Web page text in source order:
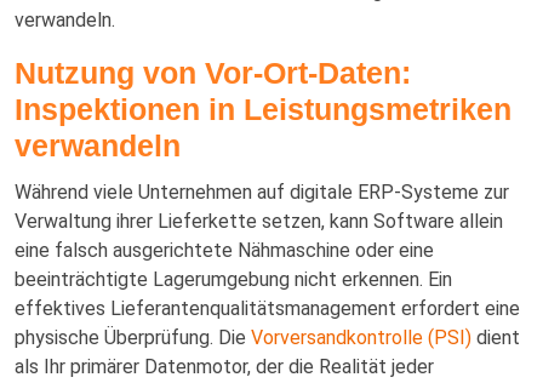
verwandeln.
Nutzung von Vor-Ort-Daten:
Inspektionen in Leistungsmetriken
verwandeln
Während viele Unternehmen auf digitale ERP-Systeme zur
Verwaltung ihrer Lieferkette setzen, kann Software allein
eine falsch ausgerichtete Nähmaschine oder eine
beeinträchtigte Lagerumgebung nicht erkennen. Ein
effektives Lieferantenqualitätsmanagement erfordert eine
physische Überprüfung. Die Vorversandkontrolle (PSI) dient
als Ihr primärer Datenmotor, der die Realität jeder